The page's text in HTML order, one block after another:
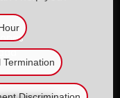
Termination